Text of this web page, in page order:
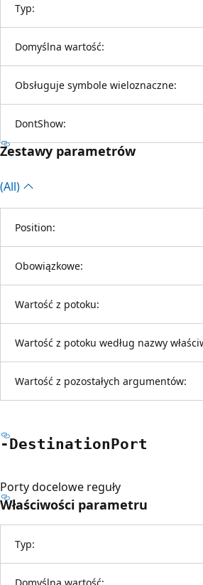
Typ:
Domyślna wartość:
Obsługuje symbole wieloznaczne:
DontShow:
Zestawy parametrów
(All)
Position:
Obowiązkowe:
Wartość z potoku:
Wartość z potoku według nazwy
Wartość z pozostałych argumentów:
-DestinationPort
Porty docelowe reguły
Właściwości parametru
Typ:
Domyślna wartość: